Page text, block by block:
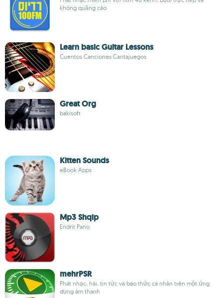
không quảng cáo
Learn basic Guitar Lessons
Cuentos Canciones Cantajuegos
Great Org
bakisoft
Kitten Sounds
eBook Apps
Mp3 Shqip
Endrit Pano
mehrPSR
Phát nhạc, hài, tin tức và báo thức cá nhân trên một ứng
dụng âm thanh